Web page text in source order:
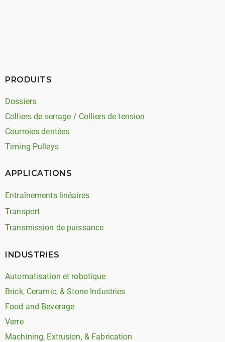
PRODUITS
Dossiers
Colliers de serrage / Colliers de tension
Courroies dentées
Timing Pulleys
APPLICATIONS
Entraînements linéaires
Transport
Transmission de puissance
INDUSTRIES
Automatisation et robotique
Brick, Ceramic, & Stone Industries
Food and Beverage
Verre
Machining, Extrusion, & Fabrication